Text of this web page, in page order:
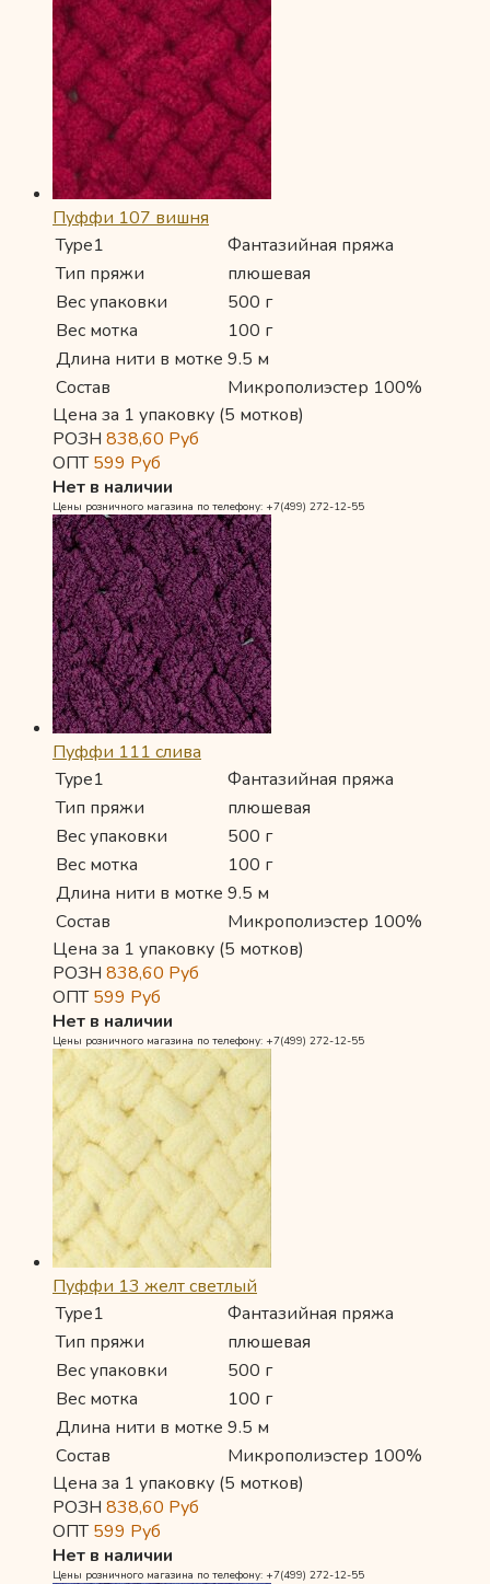
Пуффи 107 вишня
Type1
Фантазийная пряжа
Тип пряжи
плюшевая
Вес упаковки
500 г
Вес мотка
100 г
Длина нити в мотке 9.5 м
Состав
Микрополиэстер 100%
Цена за 1 упаковку (5 мотков)
РОЗН 838,60 Руб
ОПТ599 Руб
Нет в наличии
Цены розничного магазина по телефону: +7(499) 272-12-55
Пуффи 111 слива
Type1
Фантазийная пряжа
Тип пряжи
плюшевая
Вес упаковки
500 г
Вес мотка
100 г
Длина нити в мотке 9.5 м
Состав
Микрополиэстер 100%
Цена за 1 упаковку (5 мотков)
РОЗН 838,60 Руб
ОПТ599 Руб
Нет в наличии
Цены розничного магазина по телефону: +7(499) 272-12-55
Пуффи 13 желт светлый
Type1
Фантазийная пряжа
Тип пряжи
плюшевая
Вес упаковки
500 г
Вес мотка
100 г
Длина нити в мотке 9.5 м
Состав
Микрополиэстер 100%
Цена за 1 упаковку (5 мотков)
РОЗН 838,60 Руб
ОПТ599 Руб
Нет в наличии
Цены розничного магазина по телефону: +7(499) 272-12-55